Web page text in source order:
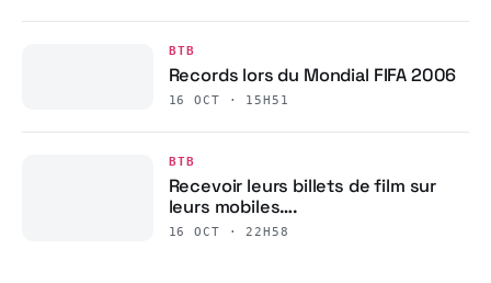
BTB
Records lors du Mondial FIFA 2006
16 OCT · 15H51
BTB
Recevoir leurs billets de film sur
leurs mobiles….
16 OCT · 22H58